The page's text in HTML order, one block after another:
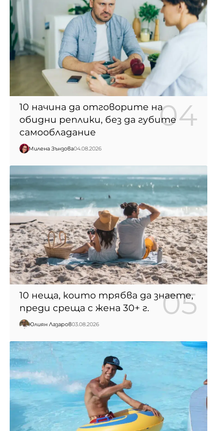
10 начина да отговорите на
обидни реплики, без да губите
самообладание
Милена Зънзова04.08.2026
10 неща, които трябва да знаете,
преди среща с жена 30+ г.
Юлиян Лазаров03.08.2026